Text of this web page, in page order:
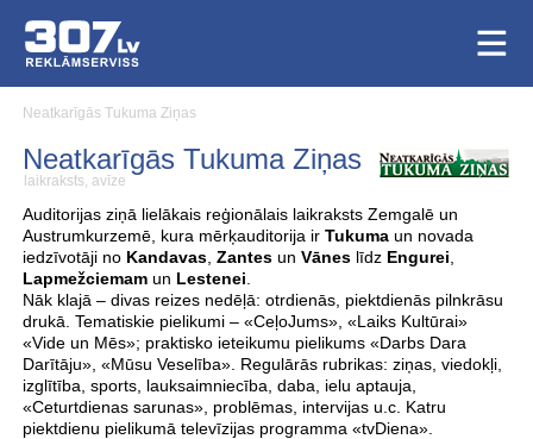
Neatkarīgās Tukuma Ziņas
Neatkarīgās Tukuma Ziņas
laikraksts, avīze
Auditorijas ziņā lielākais reģionālais laikraksts Zemgalē un
Austrumkurzemē, kura mērķauditorija ir Tukumaun novada
iedzīvotāji no Kandavas, Zantesun Vāneslīdz Engurei
Lapmežciemamun Lestenei
Nāk klajā – divas reizes nedēļā: otrdienās, piektdienās pilnkrāsu
drukā. Tematiskie pielikumi – «CeļoJums», «Laiks Kultūrai»
«Vide un Mēs»; praktisko ieteikumu pielikums «Darbs Dara
Darītāju», «Mūsu Veselība». Regulārās rubrikas: ziņas, viedokļi,
izglītība, sports, lauksaimniecība, daba, ielu aptauja,
«Ceturtdienas sarunas», problēmas, intervijas u.c. Katru
piektdienu pielikumā televīzijas programma «tvDiena».